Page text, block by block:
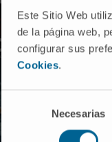
Este Sitio Web
de la página web,
configurar sus
Cookies.
de
consentimiento
Necesarias